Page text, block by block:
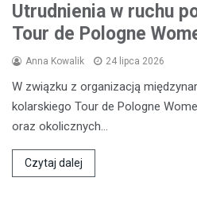
Utrudnienia w ruchu
Tour de Pologne
Anna Kowalik 24 lipca 2026
W związku z organizacją
kolarskiego Tour de Pologne
oraz okolicznych…
Czytaj dalej